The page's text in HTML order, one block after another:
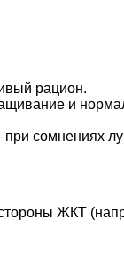
рацион.
и
сомнениях
ЖКТ